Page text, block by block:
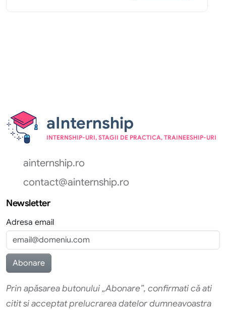
aInternship
INTERNSHIP-URI, STAGII DE PRACTICA, TRAINEESHIP-URI
ainternship.ro
contact@ainternship.ro
Newsletter
Adresa email
Prin apăsarea butonului „Abonare”, confirmati că ati
citit si acceptat prelucrarea datelor dumneavoastra